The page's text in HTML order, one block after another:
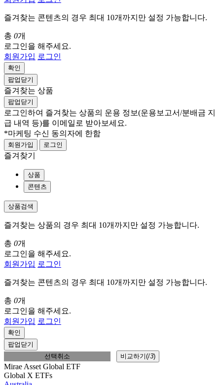
즐겨찾는 콘텐츠의 경우 최대 10개까지만 설정 가능합니다.
총 0개
로그인을 해주세요.
회원가입 로그인
확인
팝업닫기
즐겨찾는 상품
팝업닫기
로그인하여 즐겨찾는 상품의 운용 정보(운용보고서/분배금 지
급 내역 등)를 이메일로 받아보세요.
*마케팅 수신 동의자에 한함
회원가입 로그인
즐겨찾기
상품
콘텐츠
상품검색
즐겨찾는 상품의 경우 최대 10개까지만 설정 가능합니다.
총 0개
로그인을 해주세요.
회원가입 로그인
즐겨찾는 콘텐츠의 경우 최대 10개까지만 설정 가능합니다.
총 0개
로그인을 해주세요.
회원가입 로그인
확인
팝업닫기
선택취소
비교하기(/3)
Mirae Asset Global ETF
Global X ETFs